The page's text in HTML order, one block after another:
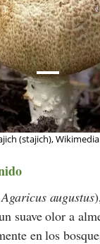
(stajich),
Agaricus augustus
suave olor a
en los